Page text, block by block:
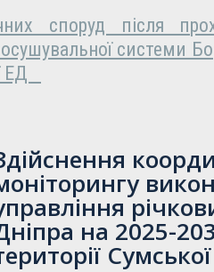
споруд після
системи
ЕД
на 2025-